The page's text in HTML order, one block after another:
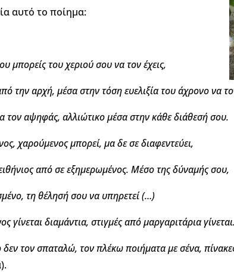
αυτό το ποίημα:
μπορείς του χεριού σου να τον έχεις,
την αρχή, μέσα στην τόση ευελιξία του άχρονο να
τον αψηφάς, αλλιώτικο μέσα στην κάθε διάθεσή σου.
χαρούμενος μπορεί, μα δε σε διαφεντεύει,
από σε εξημερωμένος. Μέσο της δύναμής σου,
τη θέλησή σου να υπηρετεί(…)
γίνεται διαμάντια, στιγμές από μαργαριτάρια γίνεται.
δεν τον σπαταλώ, τον πλέκω ποιήματα με σένα,